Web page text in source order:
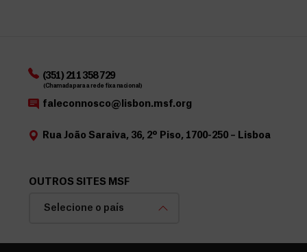
(351) 211 358 729
(Chamada para a rede fixa nacional)
faleconnosco@lisbon.msf.org
Rua João Saraiva, 36, 2º Piso, 1700-250 – Lisboa
OUTROS SITES MSF
Selecione o país